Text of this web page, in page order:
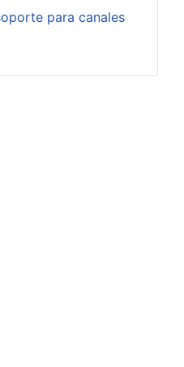
para canales